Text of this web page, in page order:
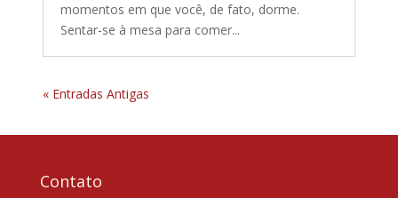
momentos em que você, de fato, dorme.
Sentar-se à mesa para comer...
« Entradas Antigas
Contato